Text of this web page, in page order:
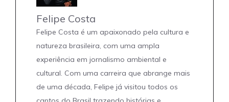
Felipe Costa
Felipe Costa é um apaixonado pela cultura e
natureza brasileira, com uma ampla
experiência em jornalismo ambiental e
cultural. Com uma carreira que abrange mais
de uma década, Felipe já visitou todos os